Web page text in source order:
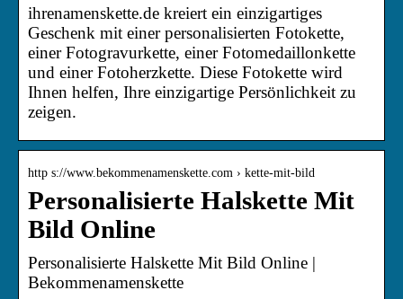
ihrenamenskette.de kreiert ein einzigartiges
Geschenk mit einer personalisierten Fotokette,
einer Fotogravurkette, einer Fotomedaillonkette
und einer Fotoherzkette. Diese Fotokette wird
Ihnen helfen, Ihre einzigartige Persönlichkeit zu
zeigen.
http s://www.bekommenamenskette.com › kette-mit-bild
Personalisierte Halskette Mit
Bild Online
Personalisierte Halskette Mit Bild Online |
Bekommenamenskette